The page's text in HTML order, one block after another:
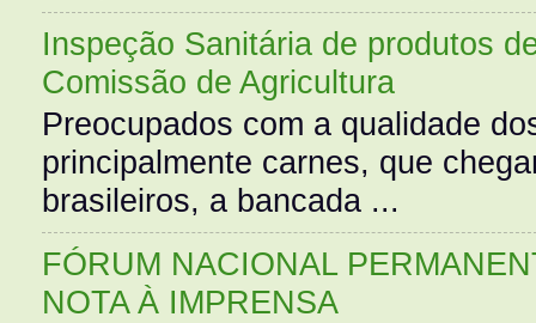
Inspeção Sanitária de produtos
Comissão de Agricultura
Preocupados com a qualidade
principalmente carnes, que
brasileiros, a bancada ...
FÓRUM NACIONAL
NOTA À IMPRENSA